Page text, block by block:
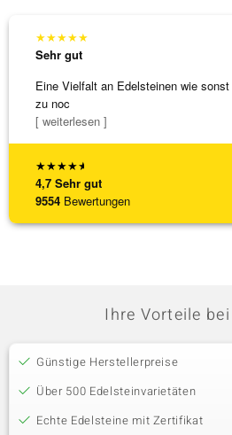
★★★★★
4,7 Sehr gut
9554 Bewertungen
★★★★★
Sehr gut
Eine Vielfalt an Edelsteinen wie
zu noc
[ weiterlesen ]
Ihre Vorteile
Günstige Herstellerpreise
Über 500 Edelsteinvarietäten
Echte Edelsteine mit Zertifikat